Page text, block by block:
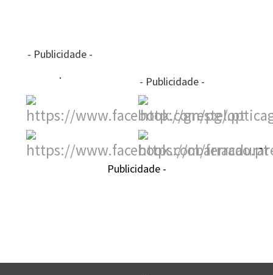
- Publicidade -
- Publicidade -
-
Publicidade -